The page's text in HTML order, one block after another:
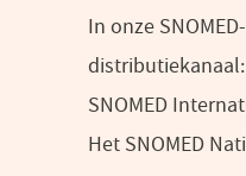
In onze
distributiekanaal:
SNOMED
Het SNOMED